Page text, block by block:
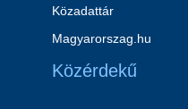
Közadattár
Magyarorszag.hu
Közérdekű